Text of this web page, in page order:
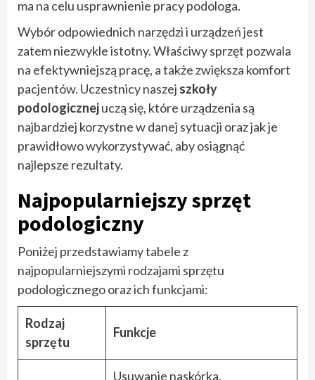
ma na celu usprawnienie pracy podologa.
Wybór odpowiednich narzędzi i urządzeń jest
zatem niezwykle istotny. Właściwy sprzęt pozwala
na efektywniejszą pracę, a także zwiększa komfort
pacjentów. Uczestnicy naszej szkoły
podologicznejuczą się, które urządzenia są
najbardziej korzystne w danej sytuacji oraz jak je
prawidłowo wykorzystywać, aby osiągnąć
najlepsze rezultaty.
Najpopularniejszy sprzęt
podologiczny
Poniżej przedstawiamy tabele z
najpopularniejszymi rodzajami sprzętu
podologicznego oraz ich funkcjami:
Rodzaj
sprzętu
Funkcje
Usuwanie naskórka,